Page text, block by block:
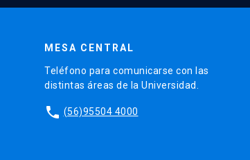
MESA CENTRAL
Teléfono para comunicarse con las
distintas áreas de la Universidad.
phone (56)95504 4000